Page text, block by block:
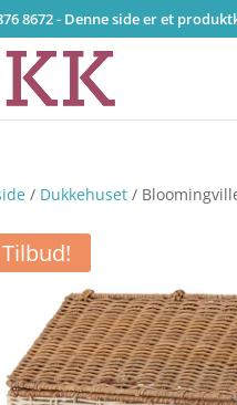
8672 - Denne side er et
/ Dukkehuset /
Tilbud!